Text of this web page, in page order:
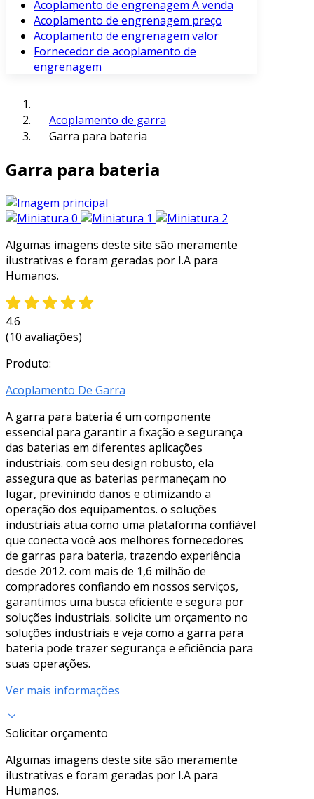
Acoplamento de engrenagem À venda
Acoplamento de engrenagem preço
Acoplamento de engrenagem valor
Fornecedor de acoplamento de
engrenagem
Acoplamento de garra
Garra para bateria
Garra para bateria
Algumas imagens deste site são meramente
ilustrativas e foram geradas por I.A para
Humanos.
4.6
(10 avaliações)
Produto:
Acoplamento De Garra
A garra para bateria é um componente
essencial para garantir a fixação e segurança
das baterias em diferentes aplicações
industriais. com seu design robusto, ela
assegura que as baterias permaneçam no
lugar, previnindo danos e otimizando a
operação dos equipamentos. o soluções
industriais atua como uma plataforma confiável
que conecta você aos melhores fornecedores
de garras para bateria, trazendo experiência
desde 2012. com mais de 1,6 milhão de
compradores confiando em nossos serviços,
garantimos uma busca eficiente e segura por
soluções industriais. solicite um orçamento no
soluções industriais e veja como a garra para
bateria pode trazer segurança e eficiência para
suas operações.
Ver mais informações
Solicitar orçamento
Algumas imagens deste site são meramente
ilustrativas e foram geradas por I.A para
Humanos.